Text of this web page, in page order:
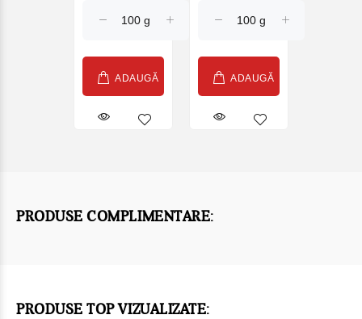
ADAUGĂ ADAUGĂ
PRODUSE COMPLIMENTARE:
PRODUSE TOP VIZUALIZATE: